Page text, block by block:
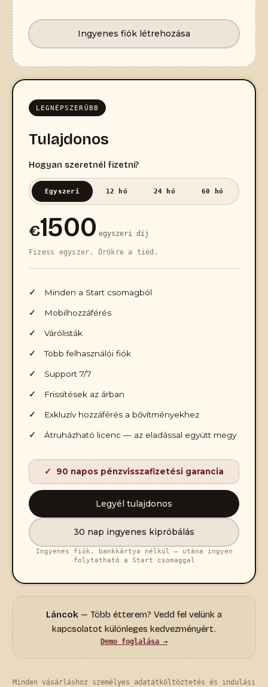
Ingyenes fiók létrehozása
LEGNÉPSZERŰBB
Tulajdonos
Hogyan szeretnél fizetni?
Egyszeri 12 hó 24 hó 60 hó
€1500 egyszeri díj
Fizess egyszer. Örökre a tiéd.
Minden a Start csomagból
Mobilhozzáférés
Várólisták
Több felhasználói fiók
Support 7/7
Frissítések az árban
Exkluzív hozzáférés a bővítményekhez
Átruházható licenc — az eladással együtt megy
90 napos pénzvisszafizetési garancia
Legyél tulajdonos
30 nap ingyenes kipróbálás
Ingyenes fiók, bankkártya nélkül — utána ingyen
folytatható a Start csomaggal
Láncok — Több étterem? Vedd fel velünk a
kapcsolatot különleges kedvezményért.
Demo foglalása →
Minden vásárláshoz személyes adatátköltöztetés és indulási